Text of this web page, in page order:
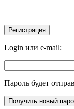
Login или e-mail:
Пароль будет